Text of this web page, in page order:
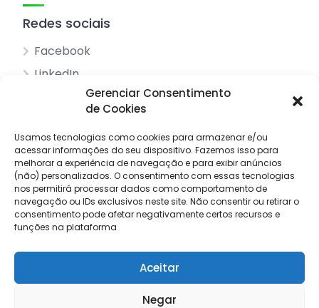
Gerenciar Consentimento
de Cookies
Usamos tecnologias como cookies para armazenar e/ou
acessar informações do seu dispositivo. Fazemos isso para
melhorar a experiência de navegação e para exibir anúncios
(não) personalizados. O consentimento com essas tecnologias
nos permitirá processar dados como comportamento de
navegação ou IDs exclusivos neste site. Não consentir ou retirar o
consentimento pode afetar negativamente certos recursos e
funções na plataforma
Aceitar
Negar
Redes sociais
Facebook
LinkedIn
Sobre nós
Pesquisar anúncios
Contacto
Livro de reclamações
© 2025 Procuro Trabalho by